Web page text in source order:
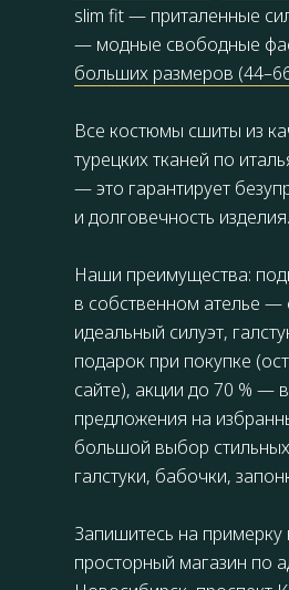
slim fit — приталенные
— модные свободные
больших размеров
Все костюмы сшиты из
турецких тканей по
— это гарантирует
и долговечность изделия.
Наши преимущества:
в собственном ателье —
идеальный силуэт,
подарок при покупке
сайте), акции до 70 % —
предложения на
большой выбор
галстуки, бабочки,
Запишитесь на
просторный магазин по